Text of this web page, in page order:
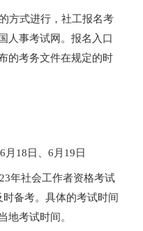
方式进行，社工报名考
人事考试网。报名入口
的考务文件在规定的时
18日、6月19日
年社会工作者资格考试
备考。具体的考试时间
地考试时间。